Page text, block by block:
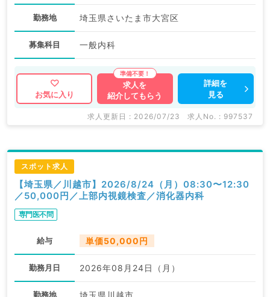
勤務地 埼玉県さいたま市大宮区
募集科目 一般内科
お気に入り
求人を
紹介してもらう
詳細を
見る
求人更新日 : 2026/07/23 求人No. : 997537
スポット求人
【埼玉県／川越市】2026/8/24（月）08:30〜12:30
／50,000円／上部内視鏡検査／消化器内科
専門医不問
給与 単価50,000円
勤務月日 2026年08月24日（月）
勤務地 埼玉県川越市